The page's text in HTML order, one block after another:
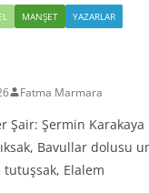
MANŞET YAZARLAR
Fatma Marmara
Şair: Şermin
Bavullar dolusu
Elalem